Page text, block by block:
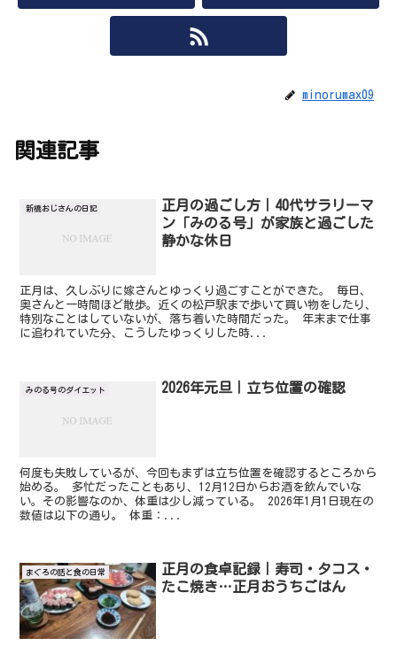
minorumax09
関連記事
新橋おじさんの日記
正月の過ごし方｜40代サラリーマ
ン「みのる号」が家族と過ごした
静かな休日
正月は、久しぶりに嫁さんとゆっくり過ごすことができた。 毎日、
奥さんと一時間ほど散歩。近くの松戸駅まで歩いて買い物をしたり、
特別なことはしていないが、落ち着いた時間だった。 年末まで仕事
に追われていた分、こうしたゆっくりした時...
みのる号のダイエット 2026年元旦｜立ち位置の確認
何度も失敗しているが、今回もまずは立ち位置を確認するところから
始める。 多忙だったこともあり、12月12日からお酒を飲んでいな
い。その影響なのか、体重は少し減っている。 2026年1月1日現在の
数値は以下の通り。 体重：...
まぐろの話と食の日常
正月の食卓記録｜寿司・タコス・
たこ焼き…正月おうちごはん